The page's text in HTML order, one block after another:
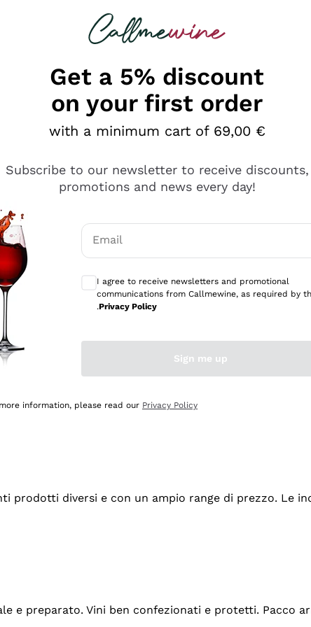
looking for
professionalità
diversi e con un ampio range di prezzo. Le
e preparato. Vini ben confezionati e protetti. Pacco
Get a 5% discount
on your first order
with a minimum cart of 69,00 €
Subscribe to our newsletter to receive discounts,
promotions and news every day!
Email
I agree to receive newsletters and promotional
communications from Callmewine, as required by
.Privacy Policy
Sign me up
information, please read our Privacy Policy